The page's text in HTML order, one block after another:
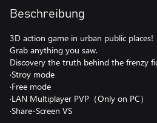
Beschreibung
3D action game in urban public places!
Grab anything you saw.
Discovery the truth behind the frenzy
·Stroy mode
·Free mode
·LAN Multiplayer PVP（Only on PC）
·Share-Screen VS